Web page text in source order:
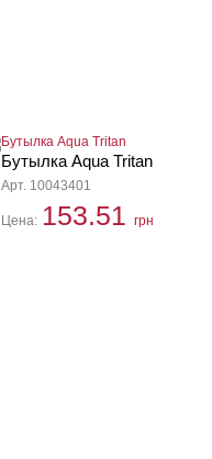
Бутылка Aqua Tritan
Арт. 10043401
Цена: 153.51 грн